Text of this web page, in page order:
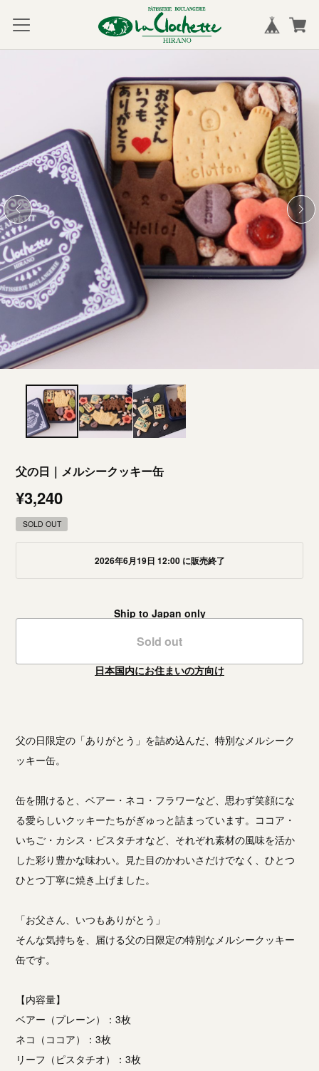
父の日｜メルシークッキー缶
¥3,240
SOLD OUT
2026年6月19日 12:00 に販売終了
Ship to Japan only
Sold out
日本国内にお住まいの方向け
父の日限定の「ありがとう」を詰め込んだ、特別なメルシーク
ッキー缶。
缶を開けると、ベアー・ネコ・フラワーなど、思わず笑顔にな
る愛らしいクッキーたちがぎゅっと詰まっています。ココア・
いちご・カシス・ピスタチオなど、それぞれ素材の風味を活か
した彩り豊かな味わい。見た目のかわいさだけでなく、ひとつ
ひとつ丁寧に焼き上げました。
「お父さん、いつもありがとう」
そんな気持ちを、届ける父の日限定の特別なメルシークッキー
缶です。
【内容量】
ベアー（プレーン）：3枚
ネコ（ココア）：3枚
リーフ（ピスタチオ）：3枚